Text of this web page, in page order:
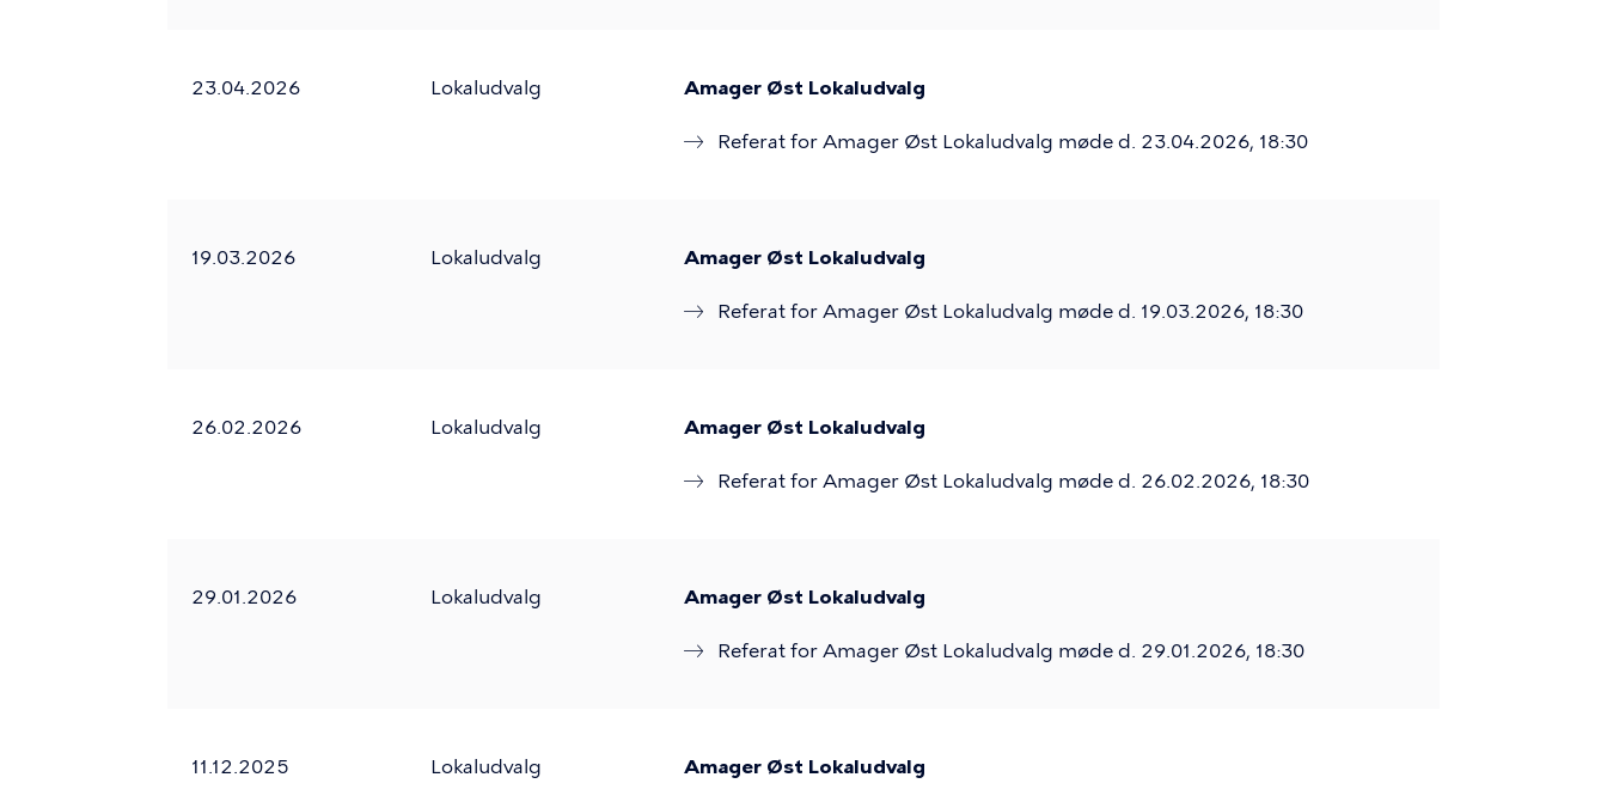
23.04.2026 Lokaludvalg Amager Øst Lokaludvalg
Referat for Amager Øst Lokaludvalg møde d. 23.04.2026, 18:30
19.03.2026 Lokaludvalg Amager Øst Lokaludvalg
Referat for Amager Øst Lokaludvalg møde d. 19.03.2026, 18:30
26.02.2026 Lokaludvalg Amager Øst Lokaludvalg
Referat for Amager Øst Lokaludvalg møde d. 26.02.2026, 18:30
29.01.2026 Lokaludvalg Amager Øst Lokaludvalg
Referat for Amager Øst Lokaludvalg møde d. 29.01.2026, 18:30
11.12.2025 Lokaludvalg Amager Øst Lokaludvalg